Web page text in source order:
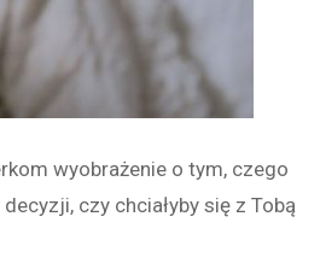
wyobrażenie o tym, czego
czy chciałyby się z Tobą